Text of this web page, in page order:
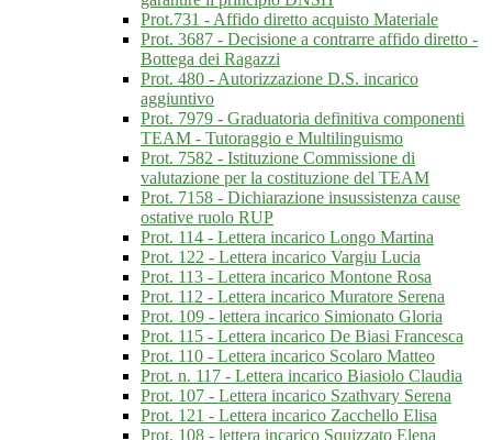
Prot.731 - Affido diretto acquisto Materiale
Prot. 3687 - Decisione a contrarre affido diretto -
Bottega dei Ragazzi
Prot. 480 - Autorizzazione D.S. incarico
aggiuntivo
Prot. 7979 - Graduatoria definitiva componenti
TEAM - Tutoraggio e Multilinguismo
Prot. 7582 - Istituzione Commissione di
valutazione per la costituzione del TEAM
Prot. 7158 - Dichiarazione insussistenza cause
ostative ruolo RUP
Prot. 114 - Lettera incarico Longo Martina
Prot. 122 - Lettera incarico Vargiu Lucia
Prot. 113 - Lettera incarico Montone Rosa
Prot. 112 - Lettera incarico Muratore Serena
Prot. 109 - lettera incarico Simionato Gloria
Prot. 115 - Lettera incarico De Biasi Francesca
Prot. 110 - Lettera incarico Scolaro Matteo
Prot. n. 117 - Lettera incarico Biasiolo Claudia
Prot. 107 - Lettera incarico Szathvary Serena
Prot. 121 - Lettera incarico Zacchello Elisa
Prot. 108 - lettera incarico Squizzato Elena